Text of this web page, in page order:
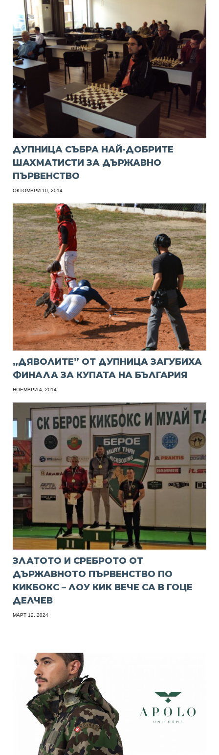
ДУПНИЦА СЪБРА НАЙ-ДОБРИТЕ
ШАХМАТИСТИ ЗА ДЪРЖАВНО
ПЪРВЕНСТВО
ОКТОМВРИ 10, 2014
„ДЯВОЛИТЕ” ОТ ДУПНИЦА ЗАГУБИХА
ФИНАЛА ЗА КУПАТА НА БЪЛГАРИЯ
НОЕМВРИ 4, 2014
ЗЛАТОТО И СРЕБРОТО ОТ
ДЪРЖАВНОТО ПЪРВЕНСТВО ПО
КИКБОКС – ЛОУ КИК ВЕЧЕ СА В ГОЦЕ
ДЕЛЧЕВ
МАРТ 12, 2024